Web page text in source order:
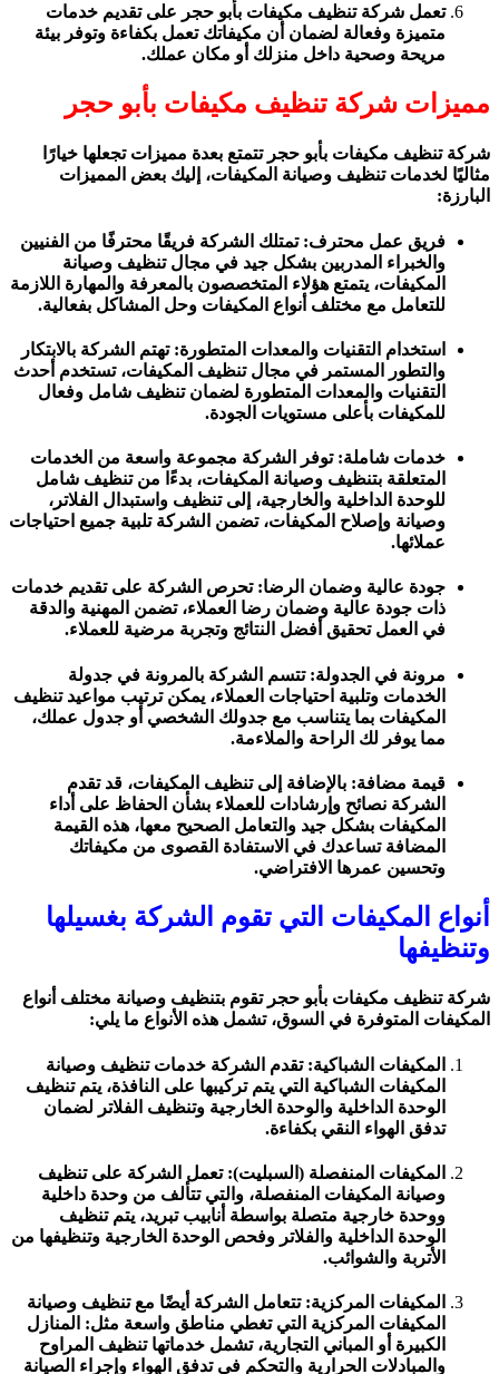
تعمل شركة تنظيف مكيفات بأبو حجر على تقديم خدمات
متميزة وفعالة لضمان أن مكيفاتك تعمل بكفاءة وتوفر بيئة
مريحة وصحية داخل منزلك أو مكان عملك.
مميزات شركة تنظيف مكيفات بأبو حجر
شركة تنظيف مكيفات بأبو حجر تتمتع بعدة مميزات تجعلها خيارًا
مثاليًا لخدمات تنظيف وصيانة المكيفات، إليك بعض المميزات
البارزة:
فريق عمل محترف: تمتلك الشركة فريقًا محترفًا من الفنيين
والخبراء المدربين بشكل جيد في مجال تنظيف وصيانة
المكيفات، يتمتع هؤلاء المتخصصون بالمعرفة والمهارة اللازمة
للتعامل مع مختلف أنواع المكيفات وحل المشاكل بفعالية.
استخدام التقنيات والمعدات المتطورة: تهتم الشركة بالابتكار
والتطور المستمر في مجال تنظيف المكيفات، تستخدم أحدث
التقنيات والمعدات المتطورة لضمان تنظيف شامل وفعال
للمكيفات بأعلى مستويات الجودة.
خدمات شاملة: توفر الشركة مجموعة واسعة من الخدمات
المتعلقة بتنظيف وصيانة المكيفات، بدءًا من تنظيف شامل
للوحدة الداخلية والخارجية، إلى تنظيف واستبدال الفلاتر،
وصيانة وإصلاح المكيفات، تضمن الشركة تلبية جميع احتياجات
عملائها.
جودة عالية وضمان الرضا: تحرص الشركة على تقديم خدمات
ذات جودة عالية وضمان رضا العملاء، تضمن المهنية والدقة
في العمل تحقيق أفضل النتائج وتجربة مرضية للعملاء.
مرونة في الجدولة: تتسم الشركة بالمرونة في جدولة
الخدمات وتلبية احتياجات العملاء، يمكن ترتيب مواعيد تنظيف
المكيفات بما يتناسب مع جدولك الشخصي أو جدول عملك،
مما يوفر لك الراحة والملاءمة.
قيمة مضافة: بالإضافة إلى تنظيف المكيفات، قد تقدم
الشركة نصائح وإرشادات للعملاء بشأن الحفاظ على أداء
المكيفات بشكل جيد والتعامل الصحيح معها، هذه القيمة
المضافة تساعدك في الاستفادة القصوى من مكيفاتك
وتحسين عمرها الافتراضي.
أنواع المكيفات التي تقوم الشركة بغسيلها
وتنظيفها
شركة تنظيف مكيفات بأبو حجر تقوم بتنظيف وصيانة مختلف أنواع
المكيفات المتوفرة في السوق، تشمل هذه الأنواع ما يلي:
المكيفات الشباكية: تقدم الشركة خدمات تنظيف وصيانة
المكيفات الشباكية التي يتم تركيبها على النافذة، يتم تنظيف
الوحدة الداخلية والوحدة الخارجية وتنظيف الفلاتر لضمان
تدفق الهواء النقي بكفاءة.
المكيفات المنفصلة (السبليت): تعمل الشركة على تنظيف
وصيانة المكيفات المنفصلة، والتي تتألف من وحدة داخلية
ووحدة خارجية متصلة بواسطة أنابيب تبريد، يتم تنظيف
الوحدة الداخلية والفلاتر وفحص الوحدة الخارجية وتنظيفها من
الأتربة والشوائب.
المكيفات المركزية: تتعامل الشركة أيضًا مع تنظيف وصيانة
المكيفات المركزية التي تغطي مناطق واسعة مثل: المنازل
الكبيرة أو المباني التجارية، تشمل خدماتها تنظيف المراوح
والمبادلات الحرارية والتحكم في تدفق الهواء وإجراء الصيانة